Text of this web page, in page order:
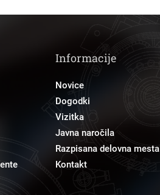
Informacije
Novice
Dogodki
Vizitka
Javna naročila
Razpisana delovna mesta
Kontakt